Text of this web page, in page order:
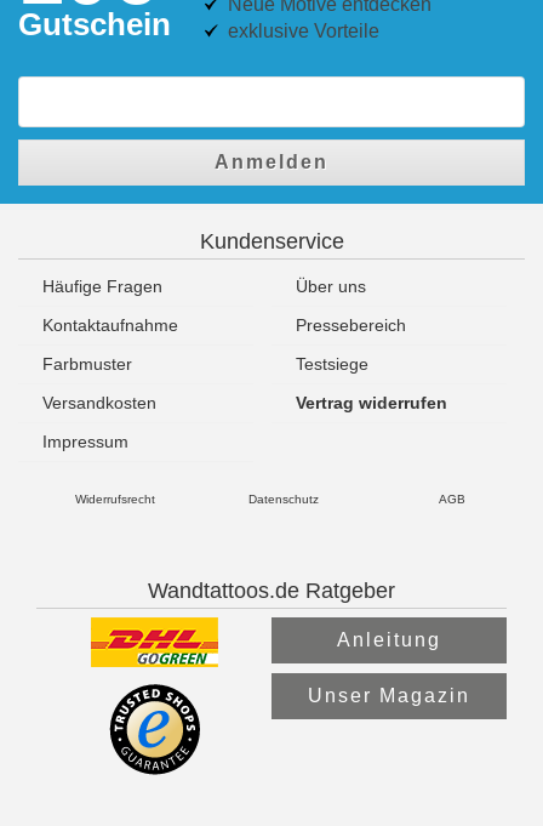
Gutschein
exklusive Vorteile
Anmelden
Kundenservice
Häufige Fragen
Über uns
Kontaktaufnahme
Pressebereich
Farbmuster
Testsiege
Versandkosten
Vertrag widerrufen
Impressum
Widerrufsrecht Datenschutz AGB
Wandtattoos.de Ratgeber
Anleitung
Unser Magazin